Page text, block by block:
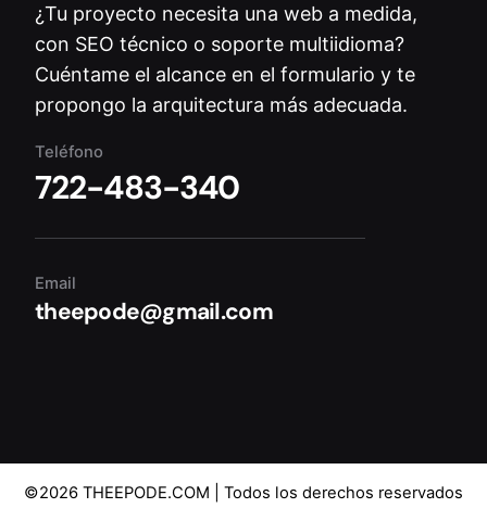
¿Tu proyecto necesita una web a medida,
con SEO técnico o soporte multiidioma?
Cuéntame el alcance en el formulario y te
propongo la arquitectura más adecuada.
Teléfono
722-483-340
Email
theepode@gmail.com
©2026 THEEPODE.COM | Todos los derechos reservados